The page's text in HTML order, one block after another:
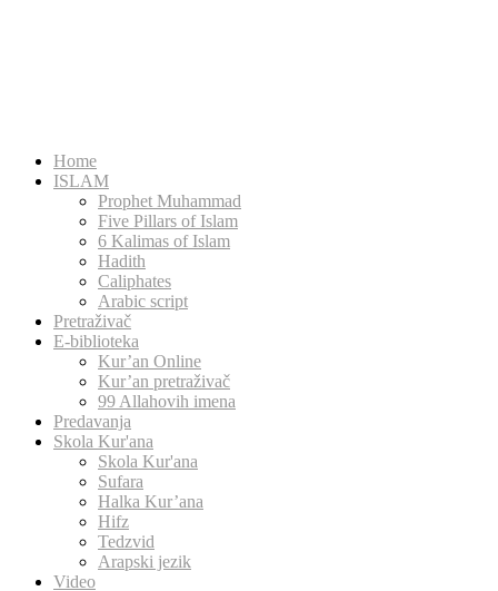
Home
ISLAM
Prophet Muhammad
Five Pillars of Islam
6 Kalimas of Islam
Hadith
Caliphates
Arabic script
Pretraživač
E-biblioteka
Kur’an Online
Kur’an pretraživač
99 Allahovih imena
Predavanja
Skola Kur'ana
Skola Kur'ana
Sufara
Halka Kur’ana
Hifz
Tedzvid
Arapski jezik
Video